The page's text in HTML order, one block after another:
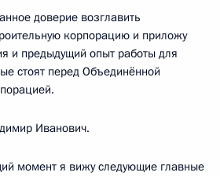
доверие возглавить
корпорацию и приложу
и предыдущий опыт работы для
стоят перед Объединённой
Иванович.
момент я вижу следующие главные